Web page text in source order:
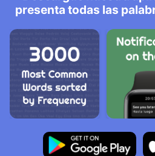
presenta todas las